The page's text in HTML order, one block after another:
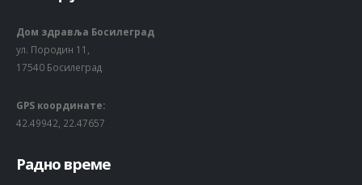
Дом здравља Босилеград
ул. Породин 11,
17540 Босилеград
GPS координате:
42.49942, 22.47657
Радно време